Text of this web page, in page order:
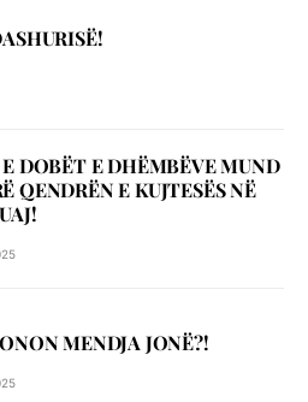
DOBËT E DHËMBËVE MUND
QENDRËN E KUJTESËS NË
MENDJA JONË?!